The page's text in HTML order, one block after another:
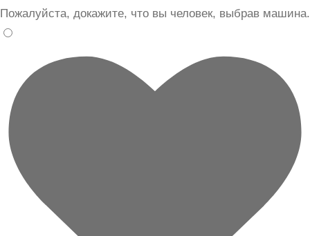
Пожалуйста, докажите, что вы человек, выбрав машина.